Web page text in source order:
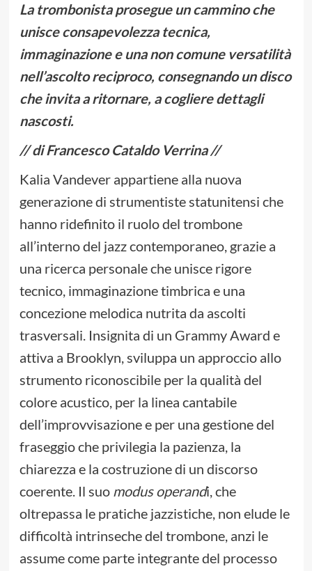
La trombonista prosegue un cammino che
unisce consapevolezza tecnica,
immaginazione e una non comune versatilità
nell’ascolto reciproco, consegnando un disco
che invita a ritornare, a cogliere dettagli
nascosti.
// di Francesco Cataldo Verrina //
Kalia Vandever appartiene alla nuova
generazione di strumentiste statunitensi che
hanno ridefinito il ruolo del trombone
all’interno del jazz contemporaneo, grazie a
una ricerca personale che unisce rigore
tecnico, immaginazione timbrica e una
concezione melodica nutrita da ascolti
trasversali. Insignita di un Grammy Award e
attiva a Brooklyn, sviluppa un approccio allo
strumento riconoscibile per la qualità del
colore acustico, per la linea cantabile
dell’improvvisazione e per una gestione del
fraseggio che privilegia la pazienza, la
chiarezza e la costruzione di un discorso
coerente. Il suomodus operandi, che
oltrepassa le pratiche jazzistiche, non elude le
difficoltà intrinseche del trombone, anzi le
assume come parte integrante del processo